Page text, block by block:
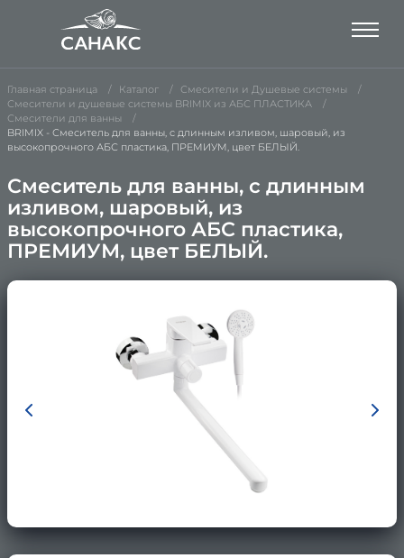
Главная страница Каталог
Смесители и Душевые системы
Смесители и душевые системы BRIMIX из АБС ПЛАСТИКА
Смесители для ванны
BRIMIX - Смеситель для ванны, с длинным изливом, шаровый, из
высокопрочного АБС пластика, ПРЕМИУМ, цвет БЕЛЫЙ.
Смеситель для ванны, с длинным
изливом, шаровый, из
высокопрочного АБС пластика,
ПРЕМИУМ, цвет БЕЛЫЙ.